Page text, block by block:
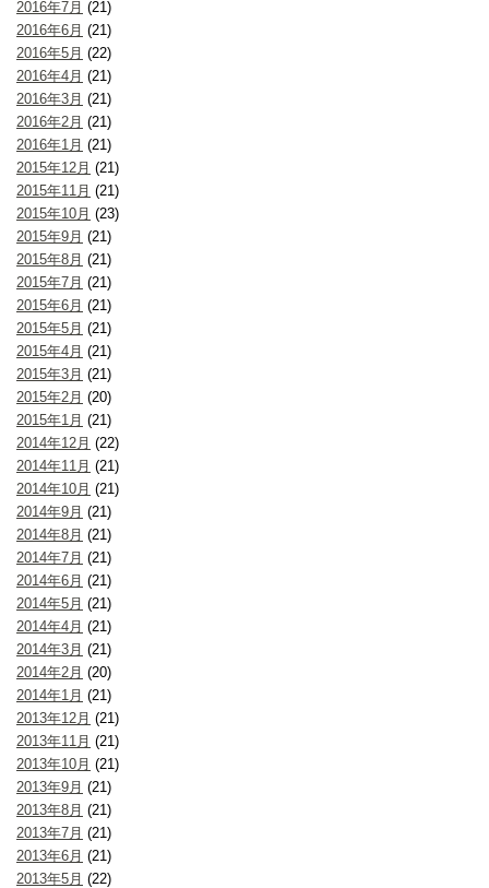
2016年7月 (21)
2016年6月 (21)
2016年5月 (22)
2016年4月 (21)
2016年3月 (21)
2016年2月 (21)
2016年1月 (21)
2015年12月 (21)
2015年11月 (21)
2015年10月 (23)
2015年9月 (21)
2015年8月 (21)
2015年7月 (21)
2015年6月 (21)
2015年5月 (21)
2015年4月 (21)
2015年3月 (21)
2015年2月 (20)
2015年1月 (21)
2014年12月 (22)
2014年11月 (21)
2014年10月 (21)
2014年9月 (21)
2014年8月 (21)
2014年7月 (21)
2014年6月 (21)
2014年5月 (21)
2014年4月 (21)
2014年3月 (21)
2014年2月 (20)
2014年1月 (21)
2013年12月 (21)
2013年11月 (21)
2013年10月 (21)
2013年9月 (21)
2013年8月 (21)
2013年7月 (21)
2013年6月 (21)
2013年5月 (22)